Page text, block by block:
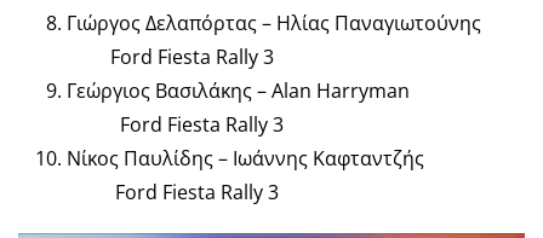
Γιώργος Δελαπόρτας – Ηλίας Παναγιωτούνης
Ford Fiesta Rally 3
Γεώργιος Βασιλάκης – Alan Harryman
Ford Fiesta Rally 3
Νίκος Παυλίδης – Ιωάννης Καφταντζής
Ford Fiesta Rally 3